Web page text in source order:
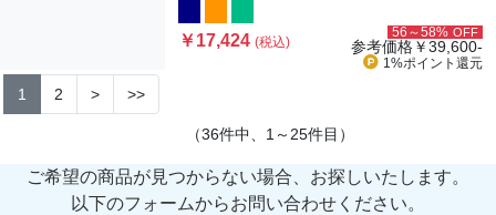
￥17,424(税込)
56～58% OFF
参考価格￥39,600-
1%ポイント 還元
1 2 > >>
（36件中、1～25件目）
ご希望の商品が見つからない場合、お探しいたします。
以下のフォームからお問い合わせください。